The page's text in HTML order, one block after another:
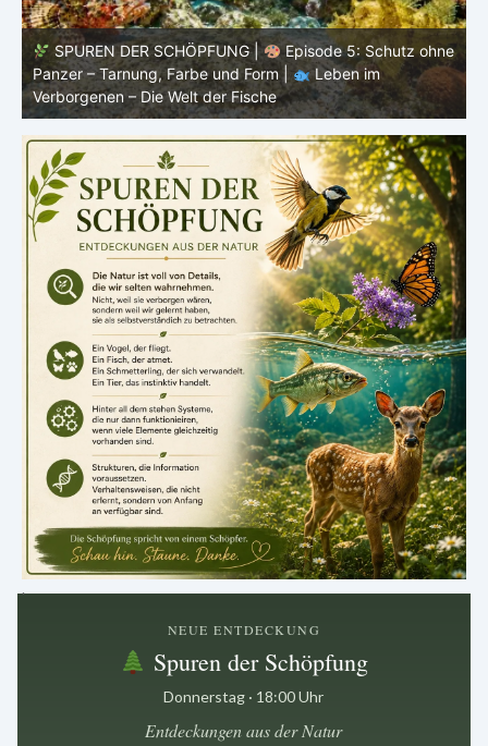
SPUREN DER SCHÖPFUNG |
Episode 4: Kalt, aber
lebendig – Leben ohne konstante Körpertemperatur |
Leben im Verborgenen – Die Welt der Fische
.
NEUE ENTDECKUNG
Spuren der Schöpfung
Donnerstag · 18:00 Uhr
Entdeckungen aus der Natur